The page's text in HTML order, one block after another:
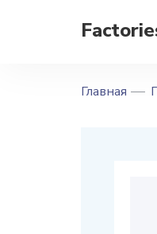
Главная